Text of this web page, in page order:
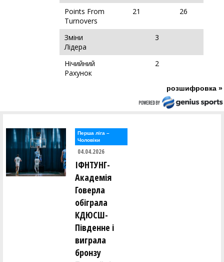
Points From
Turnovers
21 26
Зміни
Лідера
3
Нічийний
Рахунок
2
розшифровка »
Перша лiга –
Чоловiки
04.04.2026
ІФНТУНГ-
Академія
Говерла
обіграла
КДЮСШ-
Південне і
виграла
бронзу